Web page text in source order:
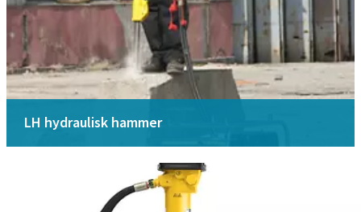
LH hydraulisk hammer
Flerfunksjonshammer
Vi kan hjelpe deg å håndtere enhver situasjon hvor en
hammer er nødvendig. Med riktig verktøy kan du knuse
hva som helst, hvor som helst.